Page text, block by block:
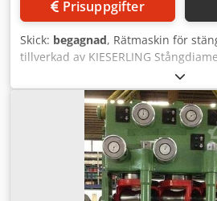
Prisuppgifter
Skick: begagnad, Rätmaskin för
tillverkad av KIESERLING
Hastighet: upp till 50 m/min
inkluderar: - Inmatningskanal för
drivvals - Rätmaskin WRPF35 -
Utkastkanal för stänger - Elektrisk
med HMI-kontrollpanel)
reservdelar - Dokumentation -
Lossningsbädd Stångdiameter: 8 -
till 50 m/min